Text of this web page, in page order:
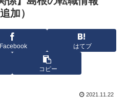
加）
Facebook はてブ
コピー
2021.11.22